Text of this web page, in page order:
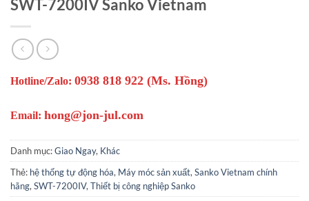
SWT-7200IV Sanko Vietnam
Hotline/Zalo: 0938 818 922 (Ms. Hồng)
Email: hong@jon-jul.com
Danh mục:Giao Ngay, Khác
Thẻ: hệ thống tự động hóa, Máy móc sản xuất, Sanko Vietnam chính
hãng, SWT-7200IV, Thiết bị công nghiệp Sanko